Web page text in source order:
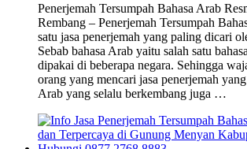
Penerjemah Tersumpah Bahasa Arab
Rembang – Penerjemah Tersumpah
satu jasa penerjemah yang paling dicari
Sebab bahasa Arab yaitu salah satu
dipakai di beberapa negara. Sehingga
orang yang mencari jasa penerjemah
Arab yang selalu berkembang juga …